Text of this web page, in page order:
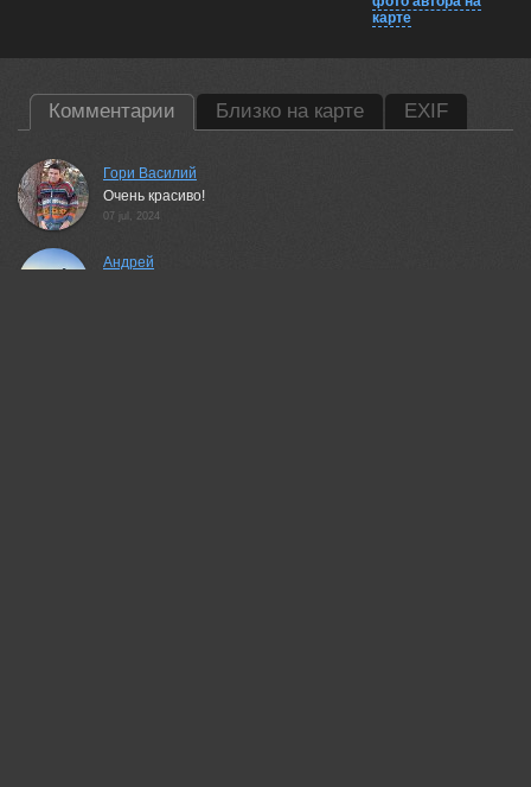
карте
Комментарии Близко на карте EXIF
Гори Василий
Очень красиво!
07 jul, 2024
Андрей